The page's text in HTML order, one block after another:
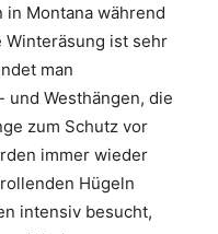
Montana während
Winteräsung ist sehr
man
und Westhängen, die
zum Schutz vor
immer wieder
Hügeln
intensiv besucht,